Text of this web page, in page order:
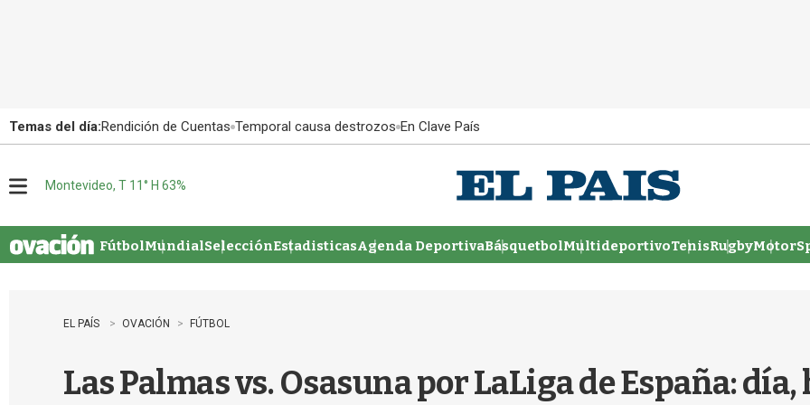
Temas del día:Rendición de Cuentas Temporal causa destrozos En Clave País
u
Montevideo, T 11° H 63%
FútbolMundialSelecciónEstadisticasAgenda DeportivaBásquetbolMultideportivoTenisRugby
EL PAÍS OVACIÓN FÚTBOL
Las Palmas vs. Osasuna por LaLiga de España: